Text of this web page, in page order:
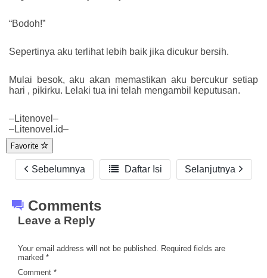
“Bodoh!”
Sepertinya aku terlihat lebih baik jika dicukur bersih.
Mulai besok, aku akan memastikan aku bercukur setiap
hari , pikirku. Lelaki tua ini telah mengambil keputusan.
–Litenovel–
–Litenovel.id–
Favorite
Sebelumnya  Daftar Isi Selanjutnya
Comments
Leave a Reply
Your email address will not be published. Required fields are
marked *
Comment *